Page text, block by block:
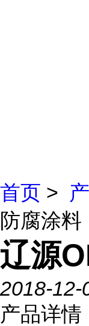
首页 >
防腐涂料
辽源
2018-12-
产品详情